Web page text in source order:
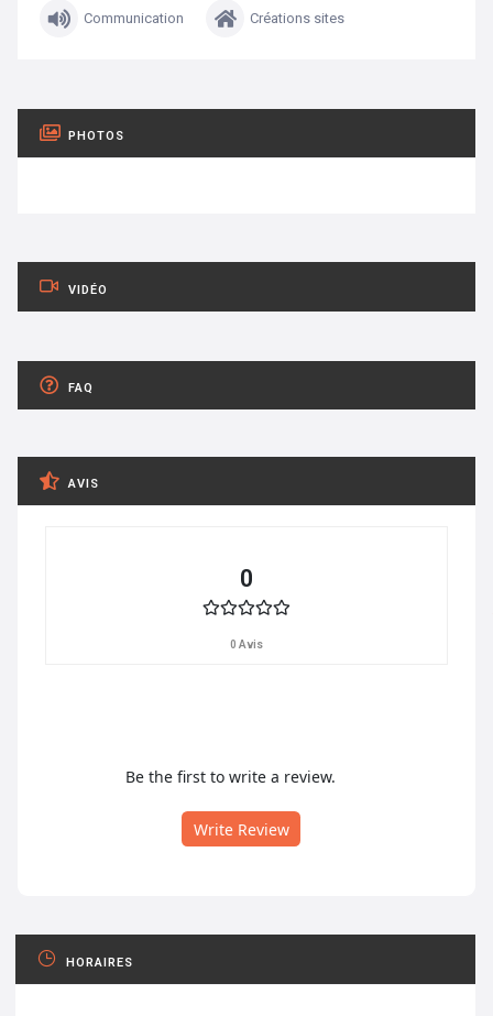
Communication Créations sites
PHOTOS
VIDÉO
FAQ
AVIS
0
0 Avis
Be the first to write a review.
Write Review
HORAIRES